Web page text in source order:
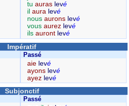
tuauras levé
ilaura levé
nousaurons levé
vousaurez levé
ilsauront levé
Impératif
Passé
aie levé
ayons levé
ayez levé
Subjonctif
Passé